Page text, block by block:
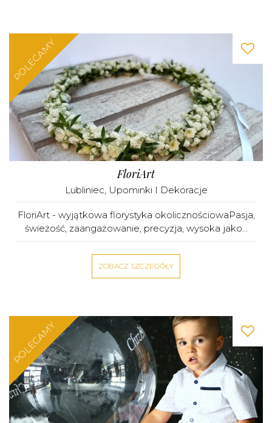
POLECAMY
FloriArt
Lubliniec, Upominki I Dekoracje
FloriArt - wyjątkowa florystyka okolicznościowaPasja,
świeżość, zaangażowanie, precyzja, wysoka jako...
ZOBACZ SZCZEGÓŁY
POLECAMY